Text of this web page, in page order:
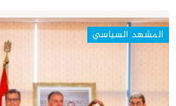
المشهد السياسي